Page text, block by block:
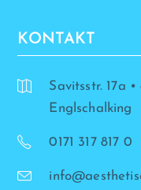
KONTAKT
Savitsstr. 17a
Englschalking
0171 317 817 0